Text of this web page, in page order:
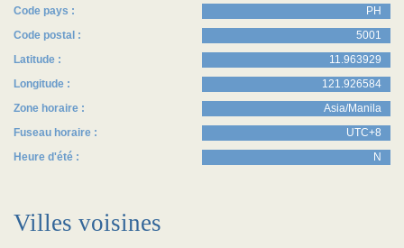
Code pays :
PH
Code postal :
5001
Latitude :
11.963929
Longitude :
121.926584
Zone horaire :
Asia/Manila
Fuseau horaire :
UTC+8
Heure d'été :
N
Villes voisines